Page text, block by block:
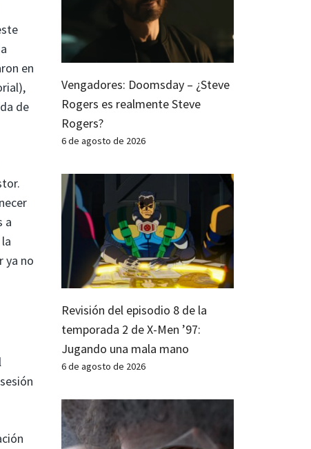
en
de
a
ya no
Vengadores: Doomsday – ¿Steve
Rogers es realmente Steve
Rogers?
6 de agosto de 2026
Revisión del episodio 8 de la
temporada 2 de X-Men ’97:
Jugando una mala mano
6 de agosto de 2026